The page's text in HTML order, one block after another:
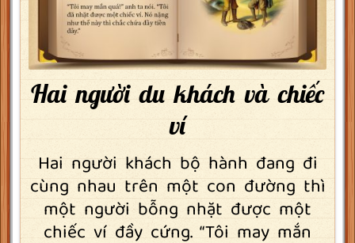
Hai người du khách và chiếc
ví
Hai người khách bộ hành đang đi
cùng nhau trên một con đường thì
một người bỗng nhặt được một
chiếc ví đầy cứng. “Tôi may mắn